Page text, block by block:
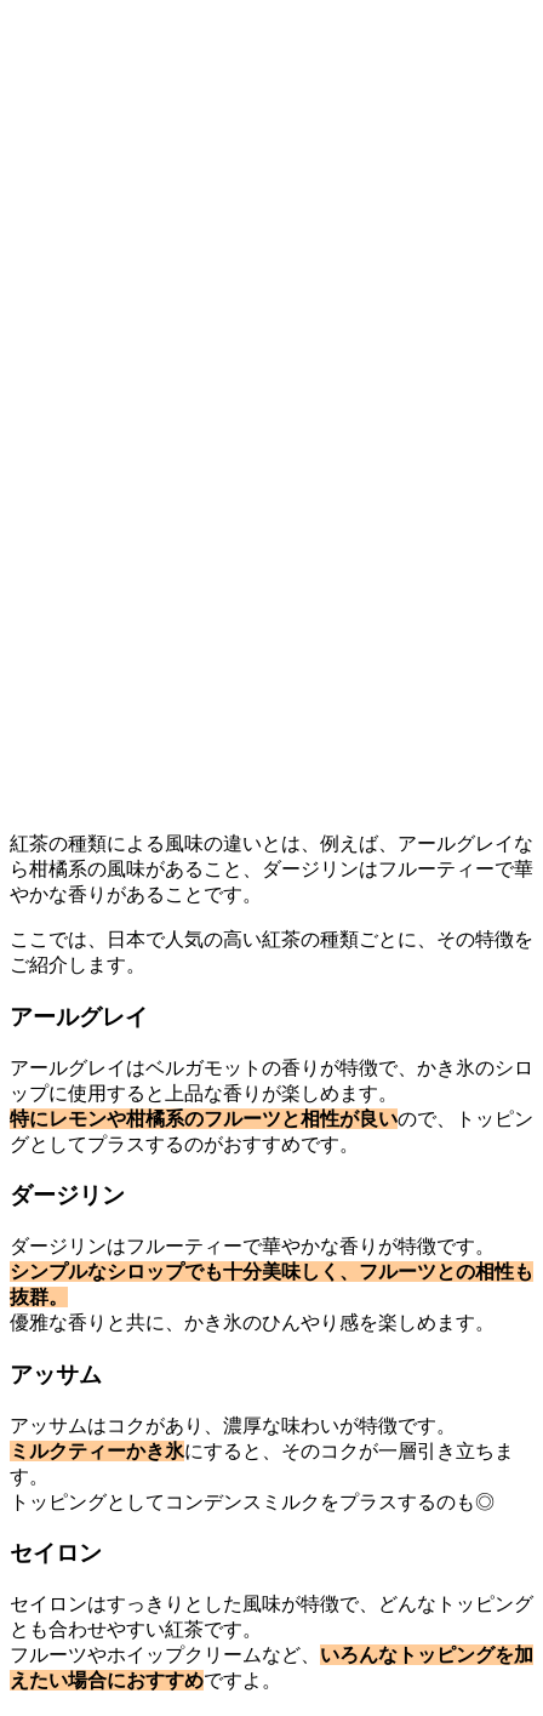
紅茶の種類による風味の違いとは、例えば、アールグレイな
ら柑橘系の風味があること、ダージリンはフルーティーで華
やかな香りがあることです。
ここでは、日本で人気の高い紅茶の種類ごとに、その特徴を
ご紹介します。
アールグレイ
アールグレイはベルガモットの香りが特徴で、かき氷のシロ
ップに使用すると上品な香りが楽しめます。
特にレモンや柑橘系のフルーツと相性が良いので、トッピン
グとしてプラスするのがおすすめです。
ダージリン
ダージリンはフルーティーで華やかな香りが特徴です。
シンプルなシロップでも十分美味しく、フルーツとの相性も
抜群。
優雅な香りと共に、かき氷のひんやり感を楽しめます。
アッサム
アッサムはコクがあり、濃厚な味わいが特徴です。
ミルクティーかき氷にすると、そのコクが一層引き立ちま
す。
トッピングとしてコンデンスミルクをプラスするのも◎
セイロン
セイロンはすっきりとした風味が特徴で、どんなトッピング
とも合わせやすい紅茶です。
フルーツやホイップクリームなど、 いろんなトッピングを加
えたい場合におすすめですよ。